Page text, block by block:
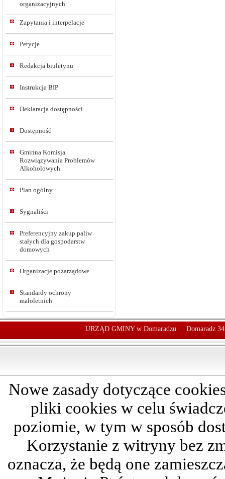
organizacyjnych
Zapytania i interpelacje
Petycje
Redakcja biuletynu
Instrukcja BIP
Deklaracja dostępności
Dostępność
Gminna Komisja
Rozwiązywania Problemów
Alkoholowych
Plan ogólny
Sygnaliści
Preferencyjny zakup paliw
stałych dla gospodarstw
domowych
Organizacje pozarządowe
Standardy ochrony
małoletnich
URZĄD GMINY w Domaradzu Domaradz
Nowe zasady dotyczące
pliki cookies w celu
poziomie, w tym w sposób
Korzystanie z witryny bez
oznacza, że będą one